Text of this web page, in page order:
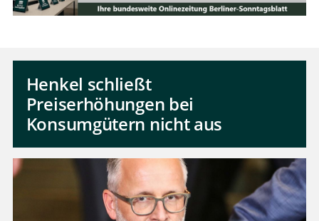
Henkel schließt
Preiserhöhungen bei
Konsumgütern nicht aus